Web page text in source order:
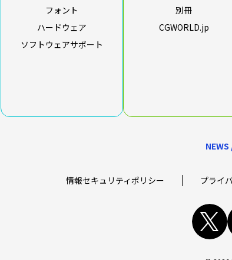
フォント
ハードウェア
ソフトウェアサポート
別冊
CGWORLD.jp
情報セキュリティポリシー プライ
x